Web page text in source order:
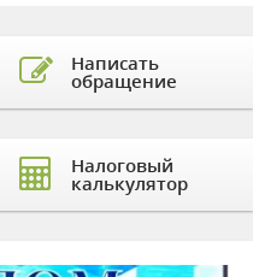
Написать
обращение
Налоговый
калькулятор